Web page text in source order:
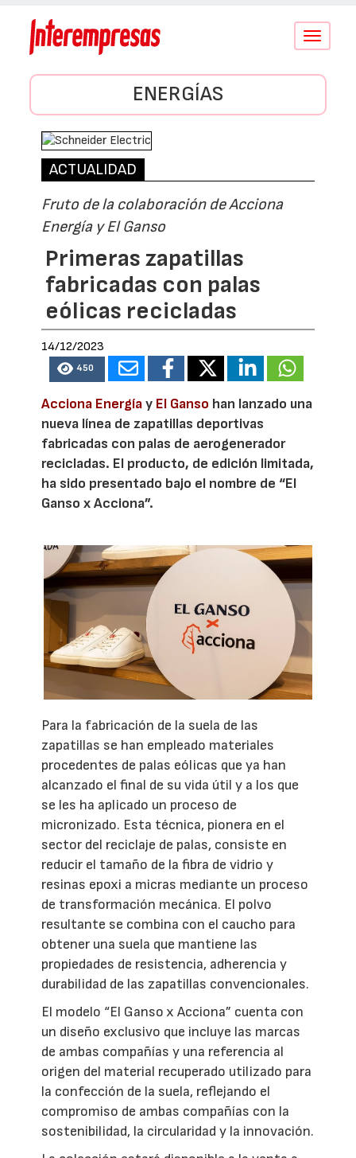
Conmutar
ENERGÍAS
ACTUALIDAD
Fruto de la colaboración de Acciona
Energía y El Ganso
Primeras zapatillas
fabricadas con palas
eólicas recicladas
14/12/2023
450
Acciona Energíay El Ganso han lanzado una
nueva línea de zapatillas deportivas
fabricadas con palas de aerogenerador
recicladas. El producto, de edición limitada,
ha sido presentado bajo el nombre de “El
Ganso x Acciona”.
Para la fabricación de la suela de las
zapatillas se han empleado materiales
procedentes de palas eólicas que ya han
alcanzado el final de su vida útil y a los que
se les ha aplicado un proceso de
micronizado. Esta técnica, pionera en el
sector del reciclaje de palas, consiste en
reducir el tamaño de la fibra de vidrio y
resinas epoxi a micras mediante un proceso
de transformación mecánica. El polvo
resultante se combina con el caucho para
obtener una suela que mantiene las
propiedades de resistencia, adherencia y
durabilidad de las zapatillas convencionales.
El modelo “El Ganso x Acciona” cuenta con
un diseño exclusivo que incluye las marcas
de ambas compañías y una referencia al
origen del material recuperado utilizado para
la confección de la suela, reflejando el
compromiso de ambas compañías con la
sostenibilidad, la circularidad y la innovación.